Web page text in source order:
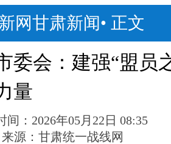
网甘肃新闻• 正文
委会：建强“盟员
量
间： 2026年05月22日 08:35
来源： 甘肃统一战线网